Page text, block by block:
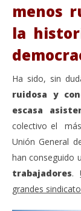
Un 1º de
poca gente
mayo
2,
Admin
menos
la
Ha sido, sin
ruidosa y
escasa
colectivo el
Unión General
han conseguido
trabajadores.
grandes